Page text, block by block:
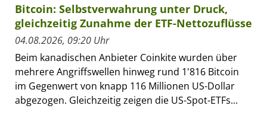
Bitcoin: Selbstverwahrung unter Druck,
gleichzeitig Zunahme der ETF-Nettozuflüsse
04.08.2026, 09:20 Uhr
Beim kanadischen Anbieter Coinkite wurden über
mehrere Angriffswellen hinweg rund 1'816 Bitcoin
im Gegenwert von knapp 116 Millionen US-Dollar
abgezogen. Gleichzeitig zeigen die US-Spot-ETFs...